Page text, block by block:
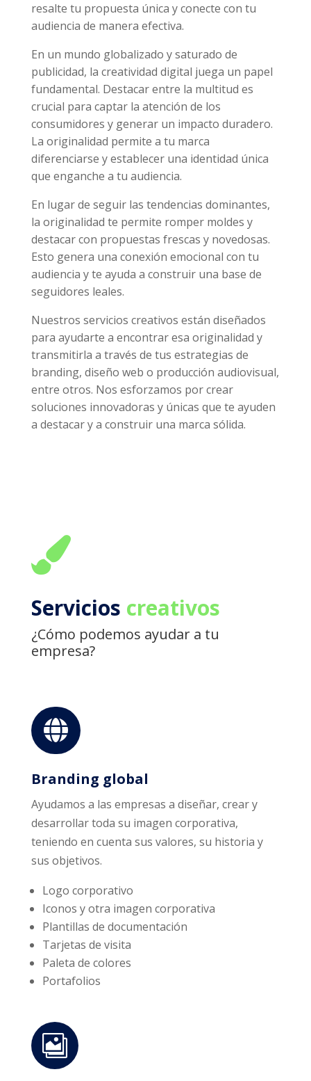
resalte tu propuesta única y conecte con tu
audiencia de manera efectiva.
En un mundo globalizado y saturado de
publicidad, la creatividad digital juega un papel
fundamental. Destacar entre la multitud es
crucial para captar la atención de los
consumidores y generar un impacto duradero.
La originalidad permite a tu marca
diferenciarse y establecer una identidad única
que enganche a tu audiencia.
En lugar de seguir las tendencias dominantes,
la originalidad te permite romper moldes y
destacar con propuestas frescas y novedosas.
Esto genera una conexión emocional con tu
audiencia y te ayuda a construir una base de
seguidores leales.
Nuestros servicios creativos están diseñados
para ayudarte a encontrar esa originalidad y
transmitirla a través de tus estrategias de
branding, diseño web o producción audiovisual,
entre otros. Nos esforzamos por crear
soluciones innovadoras y únicas que te ayuden
a destacar y a construir una marca sólida.

Servicios creativos
¿Cómo podemos ayudar a tu
empresa?

Branding global
Ayudamos a las empresas a diseñar, crear y
desarrollar toda su imagen corporativa,
teniendo en cuenta sus valores, su historia y
sus objetivos.
Logo corporativo
Iconos y otra imagen corporativa
Plantillas de documentación
Tarjetas de visita
Paleta de colores
Portafolios
